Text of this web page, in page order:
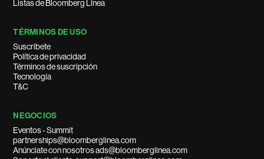
Listas de Bloomberg Línea
TÉRMINOS DE USO
Suscríbete
Política de privacidad
Términos de suscripción
Tecnología
T&C
NEGOCIOS
Eventos - Summit
partnerships@bloomberglinea.com
Anúnciate con nosotros ads@bloomberglinea.com